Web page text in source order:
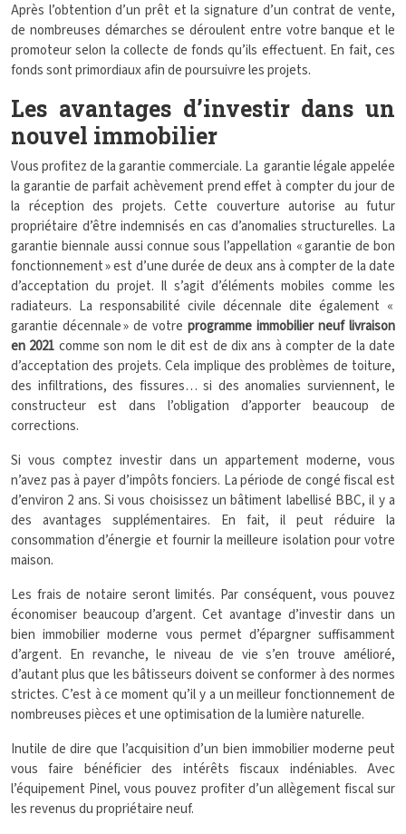
Après l’obtention d’un prêt et la signature d’un contrat de vente,
de nombreuses démarches se déroulent entre votre banque et le
promoteur selon la collecte de fonds qu’ils effectuent. En fait, ces
fonds sont primordiaux afin de poursuivre les projets.
Les avantages d’investir dans un
nouvel immobilier
Vous profitez de la garantie commerciale. La garantie légale appelée
la garantie de parfait achèvement prend effet à compter du jour de
la réception des projets. Cette couverture autorise au futur
propriétaire d’être indemnisés en cas d’anomalies structurelles. La
garantie biennale aussi connue sous l’appellation « garantie de bon
fonctionnement » est d’une durée de deux ans à compter de la date
d’acceptation du projet. Il s’agit d’éléments mobiles comme les
radiateurs. La responsabilité civile décennale dite également «
garantie décennale » de votre programme immobilier neuf livraison
en 2021 comme son nom le dit est de dix ans à compter de la date
d’acceptation des projets. Cela implique des problèmes de toiture,
des infiltrations, des fissures… si des anomalies surviennent, le
constructeur est dans l’obligation d’apporter beaucoup de
corrections.
Si vous comptez investir dans un appartement moderne, vous
n’avez pas à payer d’impôts fonciers. La période de congé fiscal est
d’environ 2 ans. Si vous choisissez un bâtiment labellisé BBC, il y a
des avantages supplémentaires. En fait, il peut réduire la
consommation d’énergie et fournir la meilleure isolation pour votre
maison.
Les frais de notaire seront limités. Par conséquent, vous pouvez
économiser beaucoup d’argent. Cet avantage d’investir dans un
bien immobilier moderne vous permet d’épargner suffisamment
d’argent. En revanche, le niveau de vie s’en trouve amélioré,
d’autant plus que les bâtisseurs doivent se conformer à des normes
strictes. C’est à ce moment qu’il y a un meilleur fonctionnement de
nombreuses pièces et une optimisation de la lumière naturelle.
Inutile de dire que l’acquisition d’un bien immobilier moderne peut
vous faire bénéficier des intérêts fiscaux indéniables. Avec
l’équipement Pinel, vous pouvez profiter d’un allègement fiscal sur
les revenus du propriétaire neuf.